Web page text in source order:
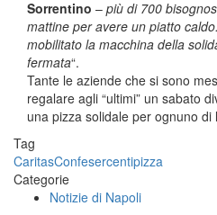
Sorrentino – più di 700
mattine per avere un piatto
mobilitato la macchina della
fermata“.
Tante le aziende che si sono
regalare agli “ultimi” un sabato
una pizza solidale per ognuno
Tag
CaritasConfesercentipizza
Categorie
Notizie di Napoli